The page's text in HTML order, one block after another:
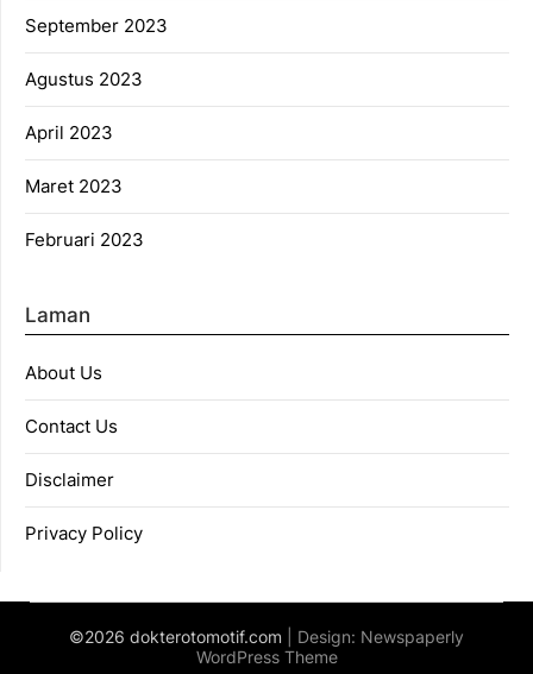
September 2023
Agustus 2023
April 2023
Maret 2023
Februari 2023
Laman
About Us
Contact Us
Disclaimer
Privacy Policy
©2026 dokterotomotif.com | Design: Newspaperly
WordPress Theme